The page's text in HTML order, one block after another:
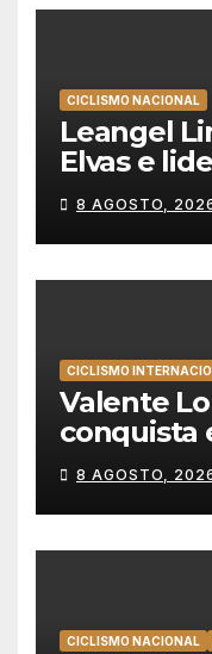
CICLISMO NACIONAL
Leangel
Elvas e
Tavfer-
Mortágua
8 AGOSTO,
CICLISMO
Valente
conquista
Christian
líder da
8 AGOSTO,
CICLISMO NACIONAL